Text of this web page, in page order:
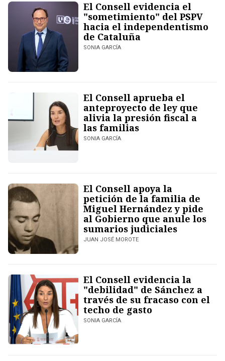
El Consell evidencia el
"sometimiento" del PSPV
hacia el independentismo
de Cataluña
SONIA GARCÍA
El Consell aprueba el
anteproyecto de ley que
alivia la presión fiscal a
las familias
SONIA GARCÍA
El Consell apoya la
petición de la familia de
Miguel Hernández y pide
al Gobierno que anule los
sumarios judiciales
JUAN JOSÉ MOROTE
El Consell evidencia la
"debilidad" de Sánchez a
través de su fracaso con el
techo de gasto
SONIA GARCÍA